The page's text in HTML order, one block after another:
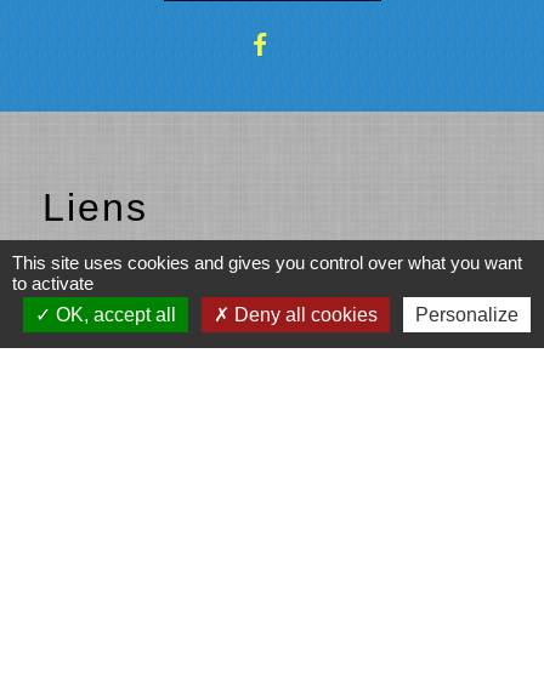
Liens
Beaujolais vert
This site uses cookies and gives you control over what you want
to activate
OK, accept all
Deny all cookies Personalize